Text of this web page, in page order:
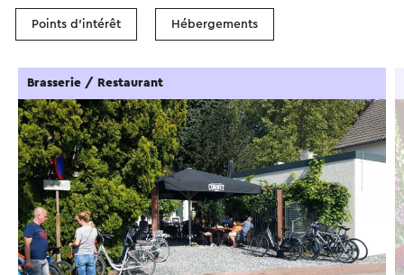
Points d'intérêt Hébergements
Brasserie / Restaurant